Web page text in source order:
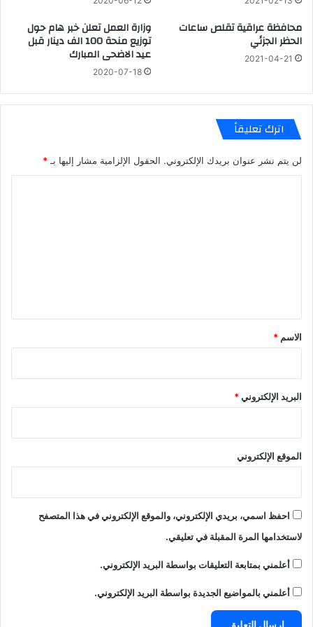
محافظة عراقية تقلص ساعات
الحظر الجزئي
2021-04-21
وزارة العمل تعلن خبر هام حول
توزيع منحة 100 الف دينار قبل
عيد الاضحى المبارك
2020-07-18
اترك تعليقاً
لن يتم نشر عنوان بريدك الإلكتروني. الحقول الإلزامية مشار إليها بـ *
*
الاسم *
البريد الإلكتروني*
الموقع الإلكتروني
احفظ اسمي، بريدي الإلكتروني، والموقع الإلكتروني في هذا المتصفح
لاستخدامها المرة المقبلة في تعليقي.
أعلمني بمتابعة التعليقات بواسطة البريد الإلكتروني.
أعلمني بالمواضيع الجديدة بواسطة البريد الإلكتروني.